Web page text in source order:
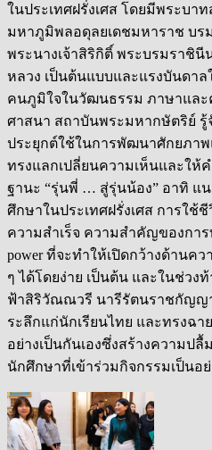
ในประเทศฝรั่งเศส โดยมีพระบา
มหาภูมิพลอดุลยเดชมหาราช บร
พระนางเจ้าสิริกิติ์ พระบรมราชิ
หลวง เป็นต้นแบบและแรงบันดาล
คนภูมิใจในวัฒนธรรม ภาษาและ
ศาสนา สถาบันพระมหากษัตริย์ รู้
ประยุกต์ใช้ในการพัฒนาศักยภา
ทรงแลกเปลี่ยนความเห็นและให้
ฐานะ “รุ่นพี่ … สู่รุ่นน้อง” อาทิ แ
ศึกษาในประเทศฝรั่งเศส การใช้
ความสำเร็จ ความสำคัญของกา
power ที่จะทำให้เปิดกว้างด้านค
ๆ ได้โดยง่าย เป็นต้น และในช่วงท้
ฟ้าสิริวัณณวรี นารีรัตนราชกัญญ
ระลึกแก่นักเรียนไทย และทรงฉ
อย่างเป็นกันเองซึ่งสร้างความป
นักศึกษาที่เข้าร่วมกิจกรรมเป็นอย่